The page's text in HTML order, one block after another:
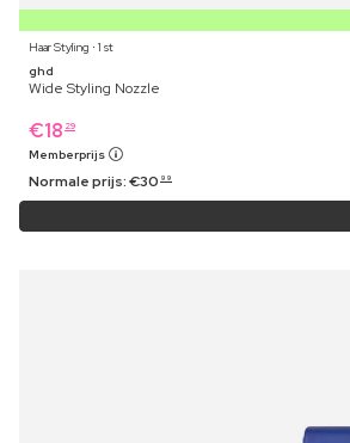
Haar Styling ⋅ 1 st
ghd
Wide Styling Nozzle
€18 29
Memberprijs
Normale prijs:€30 99